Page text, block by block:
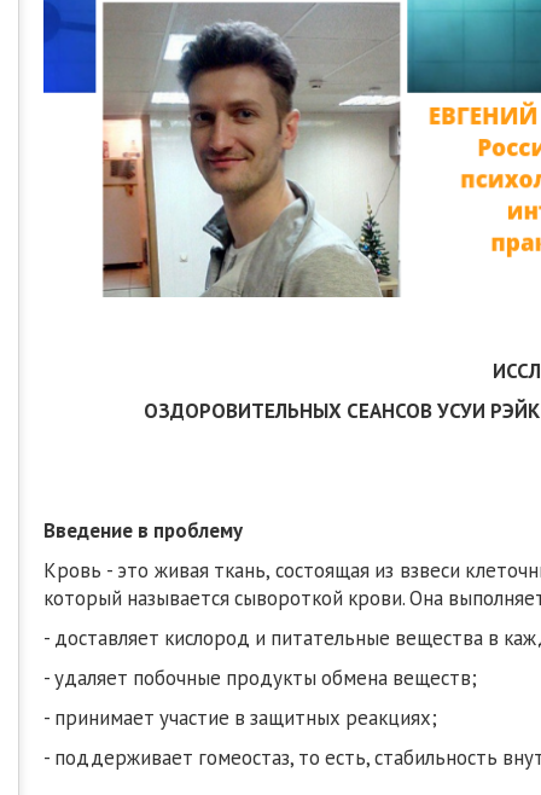
ОЗДОРОВИТЕЛЬНЫХ СЕАНСОВ УСУИ
Введение в проблему
Кровь - это живая ткань, состоящая из взвеси
который называется сывороткой крови. Она
- доставляет кислород и питательные вещества в
- удаляет побочные продукты обмена веществ;
- принимает участие в защитных реакциях;
- поддерживает гомеостаз, то есть, стабильность